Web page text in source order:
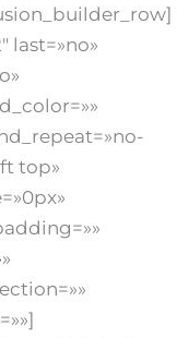
last=»no»
top»